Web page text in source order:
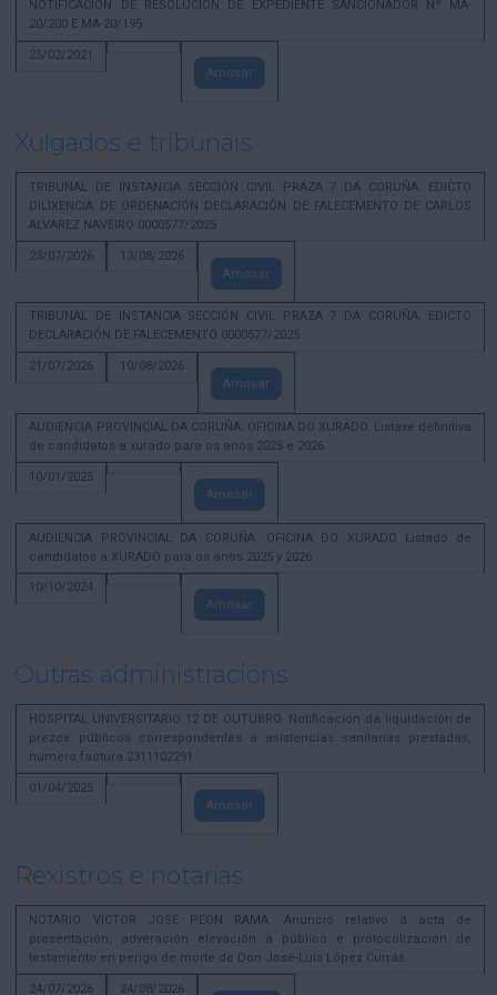
NOTIFICACION DE RESOLUCION DE EXPEDIENTE SANCIONADOR Nº MA-
20/200 E MA-20/195
25/02/2021
Amosar
Xulgados e tribunais
TRIBUNAL DE INSTANCIA SECCIÓN CIVIL PRAZA 7 DA CORUÑA. EDICTO
DILIXENCIA DE ORDENACIÓN DECLARACIÓN DE FALECEMENTO DE CARLOS
ALVAREZ NAVEIRO 0000577/2025
23/07/2026
13/08/2026
Amosar
TRIBUNAL DE INSTANCIA SECCIÓN CIVIL PRAZA 7 DA CORUÑA. EDICTO
DECLARACIÓN DE FALECEMENTO 0000577/2025
21/07/2026
10/08/2026
Amosar
AUDIENCIA PROVINCIAL DA CORUÑA. OFICINA DO XURADO. Listaxe definitiva
de candidatos a xurado para os anos 2025 e 2026
10/01/2025
Amosar
AUDIENCIA PROVINCIAL DA CORUÑA. OFICINA DO XURADO Listado de
candidatos a XURADO para os anos 2025 y 2026.
10/10/2024
Amosar
Outras administracións
HOSPITAL UNIVERSITARIO 12 DE OUTUBRO. Notificación da liquidación de
prezos públicos correspondentes a asistencias sanitarias prestadas,
número factura 2311102291
01/04/2025
Amosar
Rexistros e notarías
NOTARIO VICTOR JOSE PEON RAMA. Anuncio relativo á acta de
presentación, adveración elevación a público e protocolización de
testamento en perigo de morte de Don José-Luís López Currás.
24/07/2026
24/08/2026